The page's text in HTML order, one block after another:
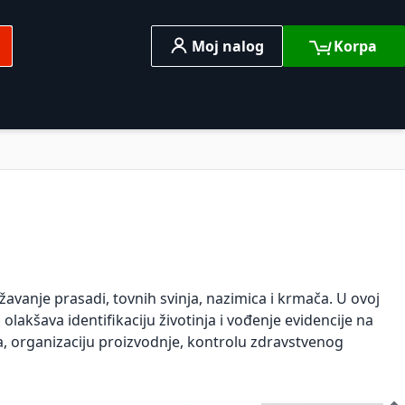
Moj nalog Korpa
prasadi, tovnih svinja, nazimica i krmača. U ovoj
identifikaciju životinja i vođenje evidencije na
organizaciju proizvodnje, kontrolu zdravstvenog